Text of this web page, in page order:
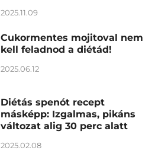
2025.11.09
Cukormentes mojitoval nem
kell feladnod a diétád!
2025.06.12
Diétás spenót recept
másképp: Izgalmas, pikáns
változat alig 30 perc alatt
2025.02.08